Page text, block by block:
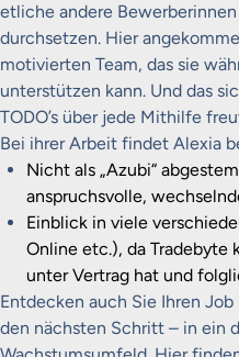
etliche andere
durchsetzen. Hier
motivierten Team, das sie
unterstützen kann. Und das
TODO’s über jede Mithilfe
Bei ihrer Arbeit findet Alexia
Nicht als „Azubi“
anspruchsvolle,
Einblick in viele
Online etc.), da Tradebyte
unter Vertrag hat und
Entdecken auch Sie Ihren
den nächsten Schritt – in ein